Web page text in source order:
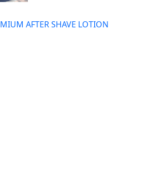
AFTER SHAVE LOTION